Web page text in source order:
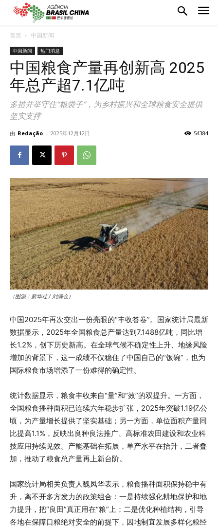
首页 中国新闻
中国新闻 热门消息
中国粮食产量再创新高 2025
年总产超7.1亿吨
多措并举守住“粮袋子”，为乡村振兴和全球粮食安全提供
坚实支撑
由 Redação - 2025年12月12日 54384
（图源：新华社 / 刘满仓）
中国2025年再次交出一份亮眼的“丰收答卷”。国家统计局最新
数据显示，2025年全国粮食总产量达到7.1488亿吨，同比增
长1.2%，创下历史新高。在全球气候不确定性上升、地缘风险
增加的背景下，这一成绩不仅稳住了中国自己的“饭碗”，也为
国际粮食市场增添了一份难得的确定性。
统计数据显示，粮食丰收来自“量”和“效”的双提升。一方面，
全国粮食播种面积已连续六年稳步扩张，2025年突破1.19亿公
顷，为产量增长提供了坚实基础；另一方面，单位面积产量同
比提高1.1%，反映出良种良法推广、高标准农田建设和农业科
技应用持续见效。产能基础在拓展，单产水平在抬升，二者叠
加，推动了粮食总产量再上新台阶。
国家统计局相关负责人魏凤华表示，粮食播种面积保持稳中有
升，离不开多方发力的政策组合：一是持续强化耕地保护和地
力提升，把“良田”真正用在“粮”上；二是优化种植结构，引导
各地在保障口粮绝对安全的前提下，因地制宜发展多样化粮经